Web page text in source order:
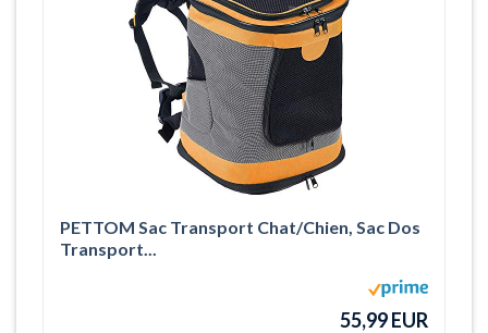
PETTOM Sac Transport Chat/Chien, Sac Dos
Transport...
55,99 EUR